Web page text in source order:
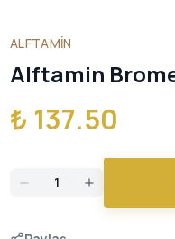
ALFTAMIN
Alftamin
₺ 137.50